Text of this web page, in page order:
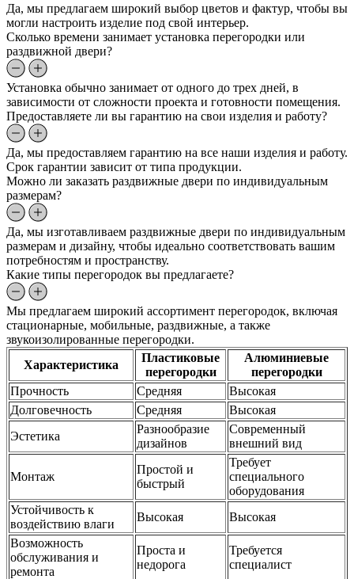
Да, мы предлагаем широкий выбор цветов и фактур, чтобы вы
могли настроить изделие под свой интерьер.
Сколько времени занимает установка перегородки или
раздвижной двери?
Установка обычно занимает от одного до трех дней, в
зависимости от сложности проекта и готовности помещения.
Предоставляете ли вы гарантию на свои изделия и работу?
Да, мы предоставляем гарантию на все наши изделия и работу.
Срок гарантии зависит от типа продукции.
Можно ли заказать раздвижные двери по индивидуальным
размерам?
Да, мы изготавливаем раздвижные двери по индивидуальным
размерам и дизайну, чтобы идеально соответствовать вашим
потребностям и пространству.
Какие типы перегородок вы предлагаете?
Мы предлагаем широкий ассортимент перегородок, включая
стационарные, мобильные, раздвижные, а также
звукоизолированные перегородки.
Характеристика
Пластиковые
перегородки
Алюминиевые
перегородки
Прочность
Средняя
Высокая
Долговечность
Средняя
Высокая
Эстетика
Разнообразие
дизайнов
Современный
внешний вид
Монтаж
Простой и
быстрый
Требует
специального
оборудования
Устойчивость к
воздействию влаги
Высокая
Высокая
Возможность
обслуживания и
ремонта
Проста и
недорога
Требуется
специалист